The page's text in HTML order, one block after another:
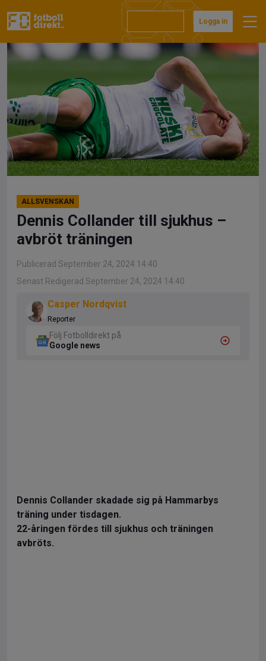
till
Logga in
ALLSVENSKAN
Dennis Collander till sjukhus –
avbröt träningen
Publicerad September 24, 2024 14:40
Senast Redigerad September 24, 2024 14:40
Casper Nordqvist
Reporter
Följ Fotbolldirekt på
Google news
Dennis Collander skadade sig på Hammarbys
träning under tisdagen.
22-åringen fördes till sjukhus och träningen
avbröts.